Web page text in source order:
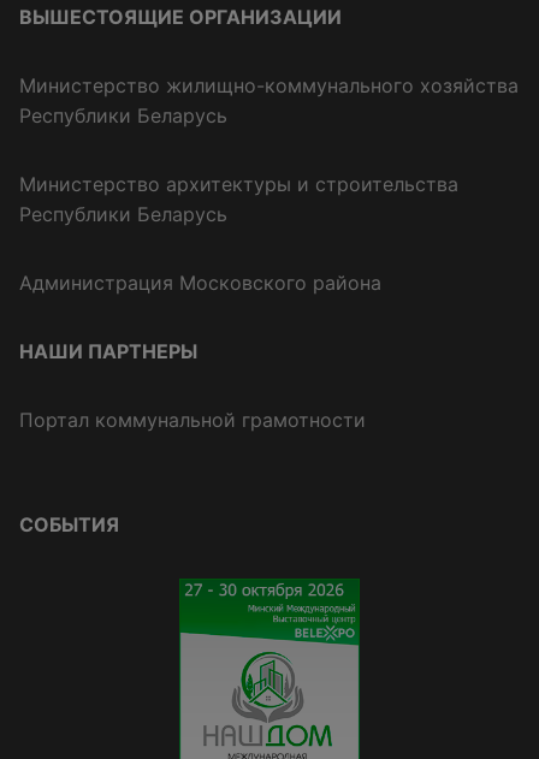
ВЫШЕСТОЯЩИЕ ОРГАНИЗАЦИИ
Министерство жилищно-коммунального хозяйства
Республики Беларусь
Министерство архитектуры и строительства
Республики Беларусь
Администрация Московского района
НАШИ ПАРТНЕРЫ
Портал коммунальной грамотности
СОБЫТИЯ